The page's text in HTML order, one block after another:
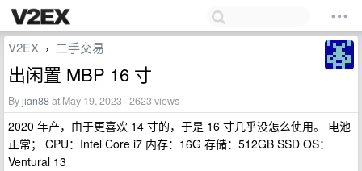
V2EX › 二手交易
出闲置 MBP 16 寸
Byjian88at May 19, 2023 · 2623 views
2020 年产，由于更喜欢 14 寸的，于是 16 寸几乎没怎么使用。 电池
正常； CPU：Intel Core i7 内存：16G 存储：512GB SSD OS：
Ventural 13